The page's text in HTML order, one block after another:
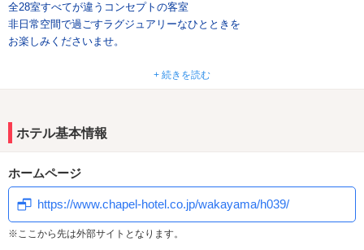
■■■■■コンセプトルームが大人気♬■■■■■
210号室 露天風呂
202、302号室 コスプレルーム
都会の喧騒を忘れさせてくれる、くつろぎのホテル。
全28室すべてが違うコンセプトの客室
非日常空間で過ごすラグジュアリーなひとときを
お楽しみくださいませ。
新企画ガチャガチャドリームカプセルイベントスタート♪
宿泊無料券やプレゼントなどが当たる！
★☆★☆★☆★☆★☆★☆★☆★☆★☆
おすすめルーム
カラオケルーム
210号室
本格 露天風呂
+ 続きを読む
ホテル基本情報
ホームページ
https://www.chapel-hotel.co.jp/wakayama/h039/
※ここから先は外部サイトとなります。